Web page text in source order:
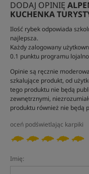
DODAJ OPINIĘ
KUCHENKA
Ilość rybek odpowiada
najlepsza.
Każdy zalogowany
0.1 punktu programu
Opinie są ręcznie
szkalujące produkt, od
tego produktu nie będą
zewnętrznymi,
produktu również nie będą
oceń podświetlając karpiki
Imię: